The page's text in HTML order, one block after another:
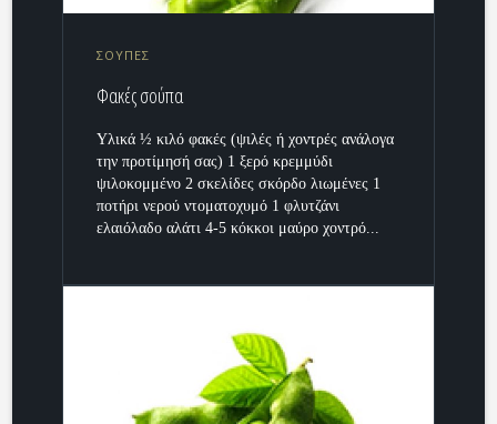
ΣΟΥΠΕΣ
Φακές σούπα
Υλικά ½ κιλό φακές (ψιλές ή χοντρές ανάλογα
την προτίμησή σας) 1 ξερό κρεμμύδι
ψιλοκομμένο 2 σκελίδες σκόρδο λιωμένες 1
ποτήρι νερού ντοματοχυμό 1 φλυτζάνι
ελαιόλαδο αλάτι 4-5 κόκκοι μαύρο χοντρό...